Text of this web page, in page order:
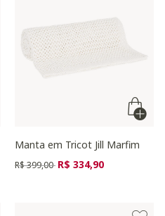
Manta em Tricot Jill Marfim
Preço reduzido de
R$ 399,00 para
R$ 334,90